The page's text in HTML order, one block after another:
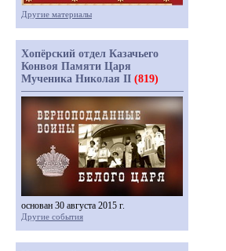
Другие материалы
Хопёрский отдел Казачьего
Конвоя Памяти Царя
Мученика Николая II (819)
основан 30 августа 2015 г.
Другие события